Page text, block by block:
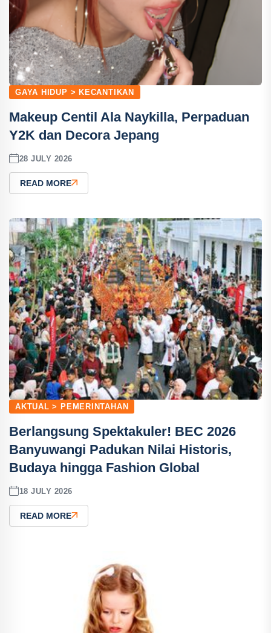
GAYA HIDUP > KECANTIKAN
Makeup Centil Ala Naykilla, Perpaduan
Y2K dan Decora Jepang
28 JULY 2026
READ MORE
AKTUAL > PEMERINTAHAN
Berlangsung Spektakuler! BEC 2026
Banyuwangi Padukan Nilai Historis,
Budaya hingga Fashion Global
18 JULY 2026
READ MORE